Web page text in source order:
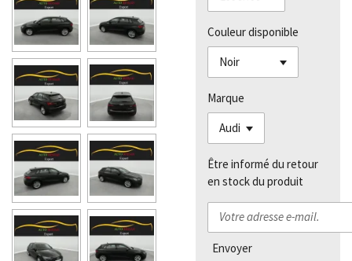
Couleur disponible
Marque
Être informé du retour
en stock du produit
Envoyer